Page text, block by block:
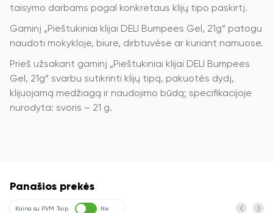
taisymo darbams pagal konkretaus klijų tipo paskirtį.
Gaminį „Pieštukiniai klijai DELI Bumpees Gel, 21g“ patogu
naudoti mokykloje, biure, dirbtuvėse ar kuriant namuose.
Prieš užsakant gaminį „Pieštukiniai klijai DELI Bumpees
Gel, 21g“ svarbu sutikrinti klijų tipą, pakuotės dydį,
klijuojamą medžiagą ir naudojimo būdą; specifikacijoje
nurodyta: svoris – 21 g.
Panašios prekės
Kaina su PVM Taip Ne